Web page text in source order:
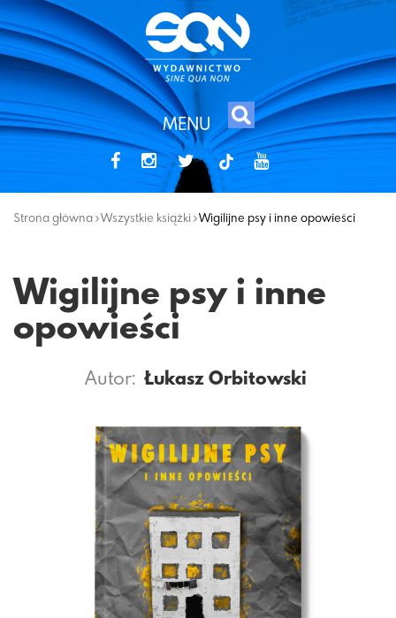
MENU
tiktok
Strona główna Wszystkie książki Wigilijne psy i inne opowieści
Wigilijne psy i inne
opowieści
Autor: Łukasz Orbitowski